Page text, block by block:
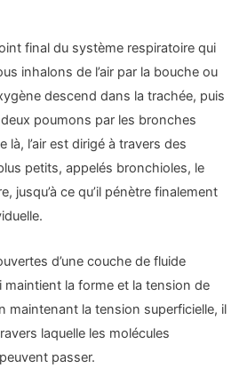
final du système respiratoire qui
inhalons de l’air par la bouche ou
descend dans la trachée, puis
poumons par les bronches
là, l’air est dirigé à travers des
petits, appelés bronchioles, le
jusqu’à ce qu’il pénètre finalement
d’une couche de fluide
maintient la forme et la tension de
maintenant la tension superficielle, il
laquelle les molécules
passer.